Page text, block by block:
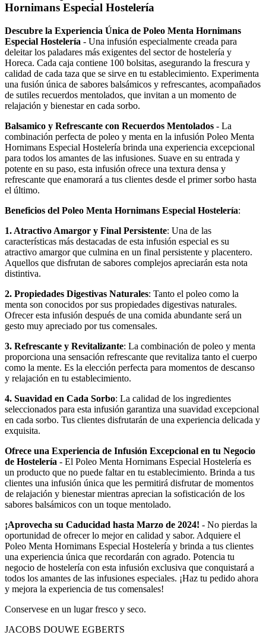
Hornimans Especial Hostelería
Descubre la Experiencia Única de Poleo Menta Hornimans
Especial Hostelería - Una infusión especialmente creada para
deleitar los paladares más exigentes del sector de hostelería y
Horeca. Cada caja contiene 100 bolsitas, asegurando la frescura y
calidad de cada taza que se sirve en tu establecimiento. Experimenta
una fusión única de sabores balsámicos y refrescantes, acompañados
de sutiles recuerdos mentolados, que invitan a un momento de
relajación y bienestar en cada sorbo.
Balsamico y Refrescante con Recuerdos Mentolados - La
combinación perfecta de poleo y menta en la infusión Poleo Menta
Hornimans Especial Hostelería brinda una experiencia excepcional
para todos los amantes de las infusiones. Suave en su entrada y
potente en su paso, esta infusión ofrece una textura densa y
refrescante que enamorará a tus clientes desde el primer sorbo hasta
el último.
Beneficios del Poleo Menta Hornimans Especial Hostelería:
1. Atractivo Amargor y Final Persistente: Una de las
características más destacadas de esta infusión especial es su
atractivo amargor que culmina en un final persistente y placentero.
Aquellos que disfrutan de sabores complejos apreciarán esta nota
distintiva.
2. Propiedades Digestivas Naturales: Tanto el poleo como la
menta son conocidos por sus propiedades digestivas naturales.
Ofrecer esta infusión después de una comida abundante será un
gesto muy apreciado por tus comensales.
3. Refrescante y Revitalizante: La combinación de poleo y menta
proporciona una sensación refrescante que revitaliza tanto el cuerpo
como la mente. Es la elección perfecta para momentos de descanso
y relajación en tu establecimiento.
4. Suavidad en Cada Sorbo: La calidad de los ingredientes
seleccionados para esta infusión garantiza una suavidad excepcional
en cada sorbo. Tus clientes disfrutarán de una experiencia delicada y
exquisita.
Ofrece una Experiencia de Infusión Excepcional en tu Negocio
de Hostelería - El Poleo Menta Hornimans Especial Hostelería es
un producto que no puede faltar en tu establecimiento. Brinda a tus
clientes una infusión única que les permitirá disfrutar de momentos
de relajación y bienestar mientras aprecian la sofisticación de los
sabores balsámicos con un toque mentolado.
¡Aprovecha su Caducidad hasta Marzo de 2024! - No pierdas la
oportunidad de ofrecer lo mejor en calidad y sabor. Adquiere el
Poleo Menta Hornimans Especial Hostelería y brinda a tus clientes
una experiencia única que recordarán con agrado. Potencia tu
negocio de hostelería con esta infusión exclusiva que conquistará a
todos los amantes de las infusiones especiales. ¡Haz tu pedido ahora
y mejora la experiencia de tus comensales!
Conservese en un lugar fresco y seco.
JACOBS DOUWE EGBERTS